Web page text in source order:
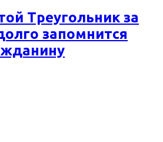
Треугольник за
запомнится